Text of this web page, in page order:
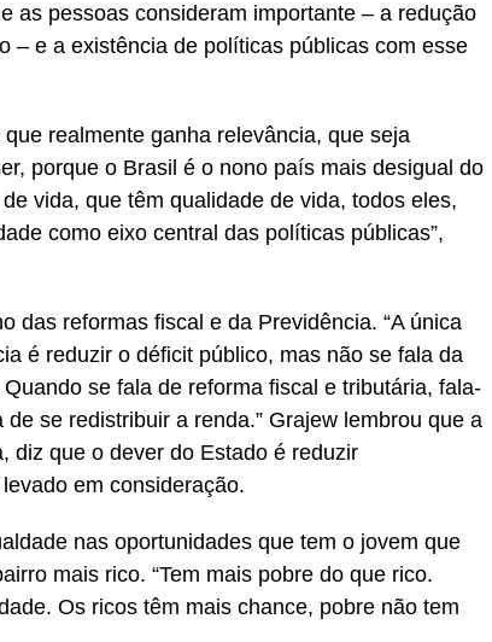
as pessoas consideram importante – a redução
– e a existência de políticas públicas com esse
realmente ganha relevância, que seja
porque o Brasil é o nono país mais desigual do
vida, que têm qualidade de vida, todos eles,
como eixo central das políticas públicas”,
das reformas fiscal e da Previdência. “A única
é reduzir o déficit público, mas não se fala da
se fala de reforma fiscal e tributária, fala-
se redistribuir a renda.” Grajew lembrou que a
diz que o dever do Estado é reduzir
em consideração.
nas oportunidades que tem o jovem que
mais rico. “Tem mais pobre do que rico.
Os ricos têm mais chance, pobre não tem